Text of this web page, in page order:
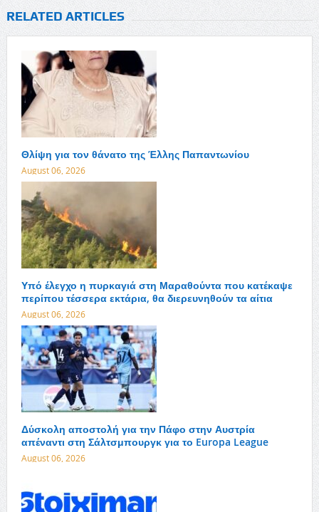
RELATED ARTICLES
Θλίψη για τον θάνατο της Έλλης Παπαντωνίου
August 06, 2026
Υπό έλεγχο η πυρκαγιά στη Μαραθούντα που κατέκαψε
περίπου τέσσερα εκτάρια, θα διερευνηθούν τα αίτια
August 06, 2026
Δύσκολη αποστολή για την Πάφο στην Αυστρία
απέναντι στη Σάλτσμπουργκ για το Europa League
August 06, 2026